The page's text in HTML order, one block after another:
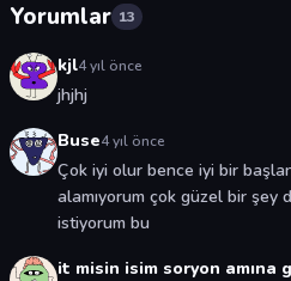
Yorumlar 13
kjl4 yıl önce
jhjhj
Buse4 yıl önce
Çok iyi olur bence iyi bir
alamıyorum çok güzel bir şey
istiyorum bu
it misin isim soryon amına